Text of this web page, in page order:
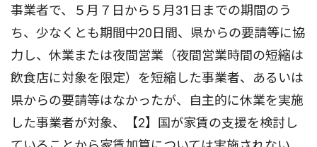
事業者で、５月７日から５月31日までの期間のう
ち、少なくとも期間中20日間、県からの要請等に協
力し、休業または夜間営業（夜間営業時間の短縮は
飲食店に対象を限定）を短縮した事業者、あるいは
県からの要請等はなかったが、自主的に休業を実施
した事業者が対象、【2】国が家賃の支援を検討し